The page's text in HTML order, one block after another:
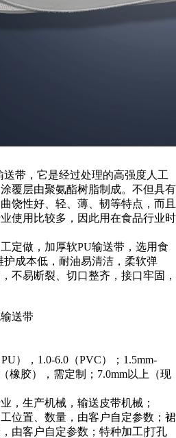
送带，它是经过处理的高强度人工
覆层由聚氨酯树脂制成。不但具有
饶性好、轻、薄、韧等特点，而且
使用比较多，因此用在食品行业时
定做，加厚软PU输送带，选用食
成本低，耐油易清洁，柔软弹
不易断裂、切口整齐，接口牢固，
送带
），1.0-6.0（PVC）；1.5mm-
橡胶），需定制；7.0mm以上（现
，生产机械，输送皮带机械；
位置、数量，由客户自定参数；裙
由客户自定参数；特种加工|打孔